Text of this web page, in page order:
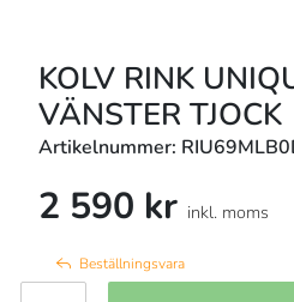
KOLV RINK
VÄNSTER TJOCK
Artikelnummer:
2 590 kr inkl. moms
Beställningsvara